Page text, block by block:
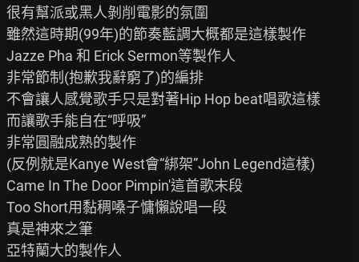
很有幫派或黑人剝削電影的氛圍
雖然這時期(99年)的節奏藍調大概都是這樣製作
Jazze Pha 和 Erick Sermon等製作人
非常節制(抱歉我辭窮了)的編排
不會讓人感覺歌手只是對著Hip Hop beat唱歌這樣
而讓歌手能自在“呼吸”
非常圓融成熟的製作
(反例就是Kanye West會“綁架”John Legend這樣)
Came In The Door Pimpin'這首歌末段
Too Short用黏稠嗓子慵懶說唱一段
真是神來之筆
亞特蘭大的製作人